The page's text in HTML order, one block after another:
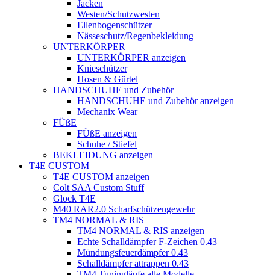
Jacken
Westen/Schutzwesten
Ellenbogenschützer
Nässeschutz/Regenbekleidung
UNTERKÖRPER
UNTERKÖRPER anzeigen
Knieschützer
Hosen & Gürtel
HANDSCHUHE und Zubehör
HANDSCHUHE und Zubehör anzeigen
Mechanix Wear
FÜßE
FÜßE anzeigen
Schuhe / Stiefel
BEKLEIDUNG anzeigen
T4E CUSTOM
T4E CUSTOM anzeigen
Colt SAA Custom Stuff
Glock T4E
M40 RAR2.0 Scharfschützengewehr
TM4 NORMAL & RIS
TM4 NORMAL & RIS anzeigen
Echte Schalldämpfer F-Zeichen 0.43
Mündungsfeuerdämpfer 0.43
Schalldämpfer attrappen 0.43